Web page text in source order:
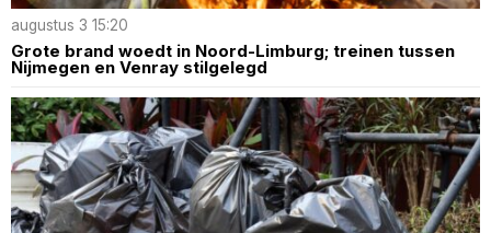
augustus 3 15:20
Grote brand woedt in Noord-Limburg; treinen tussen
Nijmegen en Venray stilgelegd